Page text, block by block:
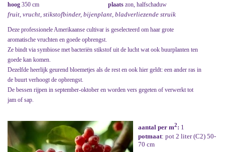
hoog 350 cm plaats zon, halfschaduw
fruit, vrucht, stikstofbinder, bijenplant, bladverliezende struik
Deze professionele Amerikaanse cultivar is geselecteerd om haar grote
aromatische vruchten en goede opbrengst.
Ze bindt via symbiose met bacteriën stikstof uit de lucht wat ook buurplanten ten
goede kan komen.
Dezelfde heerlijk geurend bloemetjes als de rest en ook hier geldt: een ander ras in
de buurt verhoogt de opbrengst.
De bessen rijpen in september-oktober en worden vers gegeten of verwerkt tot
jam of sap.
aantal per m2: 1
potmaat: pot 2 liter (C2) 50-
70 cm